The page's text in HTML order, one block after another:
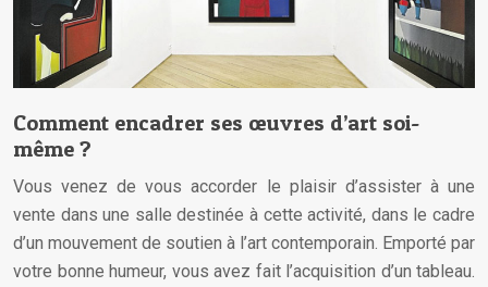
Comment encadrer ses œuvres d’art soi-
même ?
Vous venez de vous accorder le plaisir d’assister à une
vente dans une salle destinée à cette activité, dans le cadre
d’un mouvement de soutien à l’art contemporain. Emporté par
votre bonne humeur, vous avez fait l’acquisition d’un tableau.